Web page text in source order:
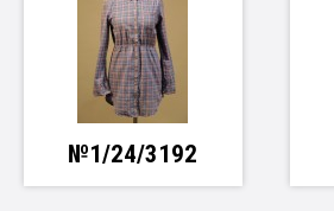
№1/24/3192